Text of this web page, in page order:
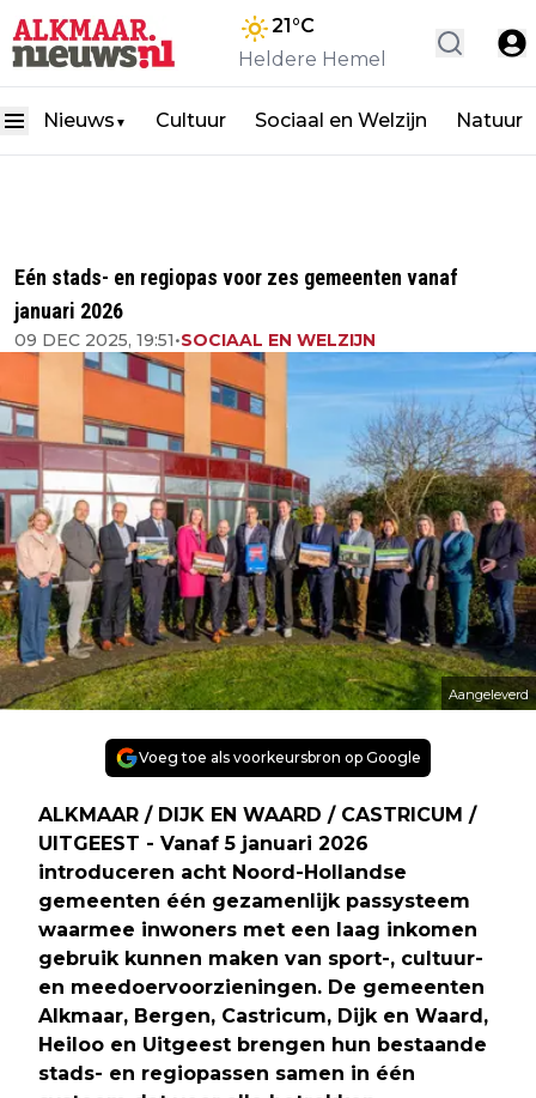
21°C
Heldere Hemel
Nieuws ▼ Cultuur Sociaal en Welzijn Natuur
Eén stads- en regiopas voor zes gemeenten vanaf
januari 2026
09 DEC 2025, 19:51•SOCIAAL EN WELZIJN
Aangeleverd
Voeg toe als voorkeursbron op Google
ALKMAAR / DIJK EN WAARD / CASTRICUM /
UITGEEST - Vanaf 5 januari 2026
introduceren acht Noord-Hollandse
gemeenten één gezamenlijk pas­systeem
waarmee inwoners met een laag inkomen
gebruik kunnen maken van sport-, cultuur-
en meedoervoorzieningen. De gemeenten
Alkmaar, Bergen, Castricum, Dijk en Waard,
Heiloo en Uitgeest brengen hun bestaande
stads- en regiopassen samen in één